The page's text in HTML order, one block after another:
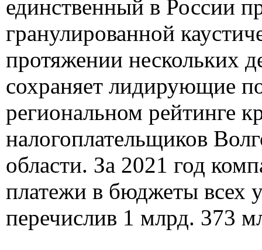
единственный в России
гранулированной
протяжении нескольких
сохраняет лидирующие
региональном рейтинге
налогоплательщиков
области. За 2021 год
платежи в бюджеты всех
перечислив 1 млрд. 373